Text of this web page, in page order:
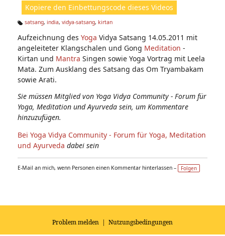
Kopiere den Einbettungscode dieses Videos
g
s:
satsang, india, vidya-satsang, kirtan
Aufzeichnung des Yoga Vidya Satsang 14.05.2011 mit
angeleiteter Klangschalen und Gong Meditation -
Kirtan und Mantra Singen sowie Yoga Vortrag mit Leela
Mata. Zum Ausklang des Satsang das Om Tryambakam
sowie Arati.
Sie müssen Mitglied von Yoga Vidya Community - Forum für
Yoga, Meditation und Ayurveda sein, um Kommentare
hinzuzufügen.
Bei Yoga Vidya Community - Forum für Yoga, Meditation
und Ayurveda dabei sein
E-Mail an mich, wenn Personen einen Kommentar hinterlassen – Folgen
Problem melden | Nutzungsbedingungen